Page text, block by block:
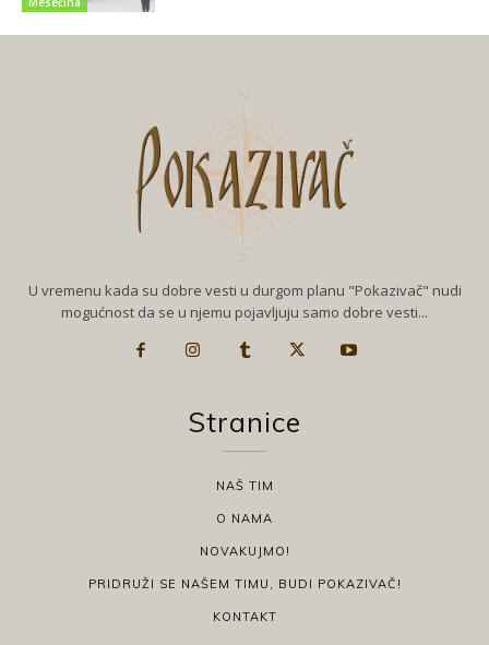
U vremenu kada su dobre vesti u durgom planu "Pokazivač" nudi
mogućnost da se u njemu pojavljuju samo dobre vesti...
Stranice
NAŠ TIM
O NAMA
NOVAKUJMO!
PRIDRUŽI SE NAŠEM TIMU, BUDI POKAZIVAČ!
KONTAKT